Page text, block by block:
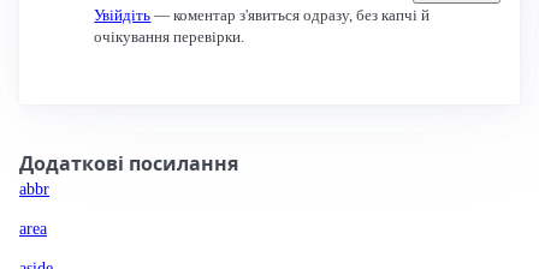
Увійдіть — коментар з'явиться одразу, без капчі й
очікування перевірки.
Додаткові посилання
abbr
area